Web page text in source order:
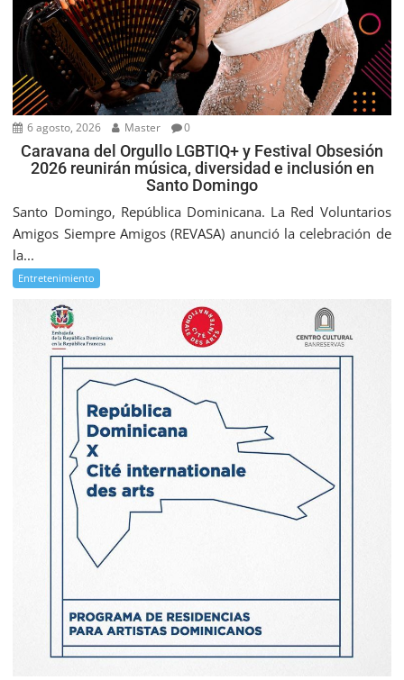
6 agosto, 2026 Master 0
Caravana del Orgullo LGBTIQ+ y Festival Obsesión
2026 reunirán música, diversidad e inclusión en
Santo Domingo
Santo Domingo, República Dominicana. La Red Voluntarios
Amigos Siempre Amigos (REVASA) anunció la celebración de
la...
Entretenimiento